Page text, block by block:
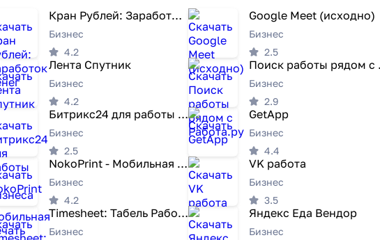
Кран Рублей: Заработок денег
Бизнес
4.2
Google Meet (исходно)
Бизнес
2.5
Лента Спутник
Бизнес
4.2
Бизнес
2.9
Битрикс24 для работы и бизнеса
Бизнес
2.5
GetApp
Бизнес
4.4
NokoPrint - Мобильная печать
Бизнес
4.2
VK работа
Бизнес
3.5
Timesheet: Табель Рабочие Часы
Бизнес
Яндекс Еда Вендор
Бизнес